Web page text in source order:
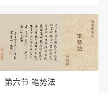
第六节 笔势法